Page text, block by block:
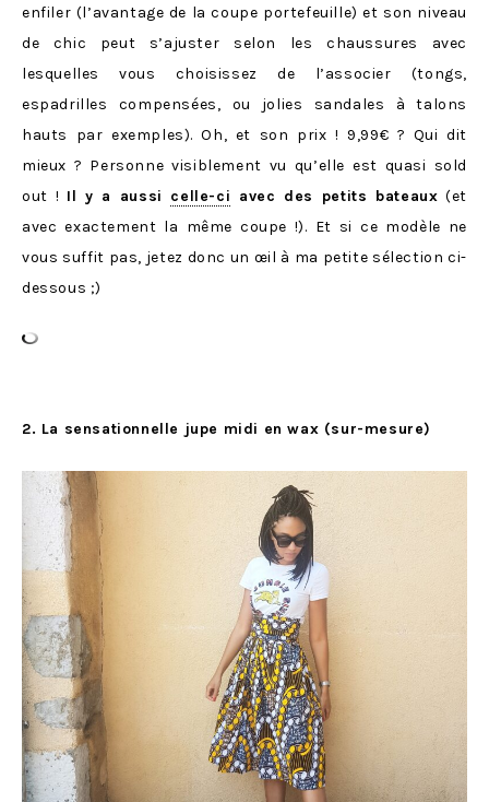
enfiler (l’avantage de la coupe portefeuille) et son niveau
de chic peut s’ajuster selon les chaussures avec
lesquelles vous choisissez de l’associer (tongs,
espadrilles compensées, ou jolies sandales à talons
hauts par exemples). Oh, et son prix ! 9,99€ ? Qui dit
mieux ? Personne visiblement vu qu’elle est quasi sold
out ! Il y a aussi celle-ci avec des petits bateaux (et
avec exactement la même coupe !). Et si ce modèle ne
vous suffit pas, jetez donc un œil à ma petite sélection ci-
dessous ;)
2. La sensationnelle jupe midi en wax (sur-mesure)